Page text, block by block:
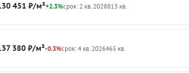
451 ₽/м²+2.3%срок: 2 кв. 2028813 кв.
380 ₽/м²-0.3%срок: 4 кв. 2026465 кв.